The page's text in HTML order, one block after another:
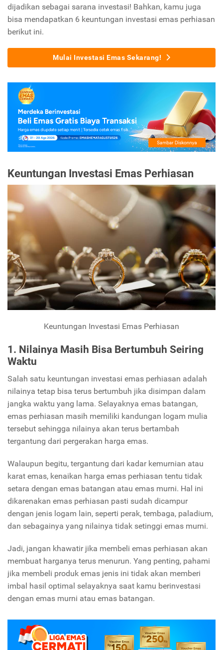
dijadikan sebagai sarana investasi! Bahkan, kamu juga
bisa mendapatkan 6 keuntungan investasi emas perhiasan
berikut ini.
Mulai Investasi Emas Sekarang!
Keuntungan Investasi Emas Perhiasan
Keuntungan Investasi Emas Perhiasan
1. Nilainya Masih Bisa Bertumbuh Seiring
Waktu
Salah satu keuntungan investasi emas perhiasan adalah
nilainya tetap bisa terus bertumbuh jika disimpan dalam
jangka waktu yang lama. Selayaknya emas batangan,
emas perhiasan masih memiliki kandungan logam mulia
tersebut sehingga nilainya akan terus bertambah
tergantung dari pergerakan harga emas.
Walaupun begitu, tergantung dari kadar kemurnian atau
karat emas, kenaikan harga emas perhiasan tentu tidak
setara dengan emas batangan atau emas murni. Hal ini
dikarenakan emas perhiasan pasti sudah dicampur
dengan jenis logam lain, seperti perak, tembaga, paladium,
dan sebagainya yang nilainya tidak setinggi emas murni.
Jadi, jangan khawatir jika membeli emas perhiasan akan
membuat harganya terus menurun. Yang penting, pahami
jika membeli produk emas jenis ini tidak akan memberi
imbal hasil optimal selayaknya saat kamu berinvestasi
dengan emas murni atau emas batangan.